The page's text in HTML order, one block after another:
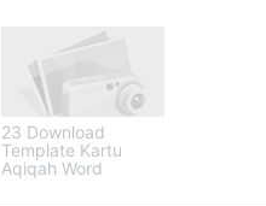
23 Download
Template Kartu
Aqiqah Word